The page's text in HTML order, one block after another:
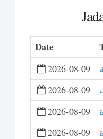
Date
2026-08-09
2026-08-09
2026-08-09
2026-08-09